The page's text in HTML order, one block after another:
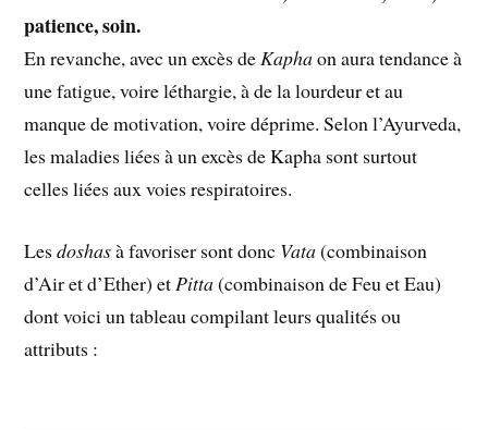
patience, soin.
En revanche, avec un excès deKaphaon aura tendance à
une fatigue, voire léthargie, à de la lourdeur et au
manque de motivation, voire déprime. Selon l’Ayurveda,
les maladies liées à un excès de Kapha sont surtout
celles liées aux voies respiratoires.
Lesdoshasà favoriser sont donc Vata(combinaison
d’Air et d’Ether) etPitta(combinaison de Feu et Eau)
dont voici un tableau compilant leurs qualités ou
attributs :